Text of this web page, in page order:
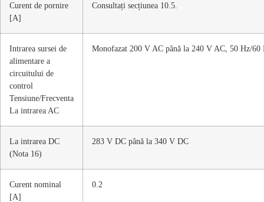
Curent de pornire
[A]
Consultați secțiunea 10.5.
Intrarea sursei de
alimentare a
circuitului de
control
Tensiune/Frecventa
La intrarea AC
Monofazat 200 V AC până la 240 V AC, 50 Hz/60
La intrarea DC
(Nota 16)
283 V DC până la 340 V DC
Curent nominal
[A]
0.2